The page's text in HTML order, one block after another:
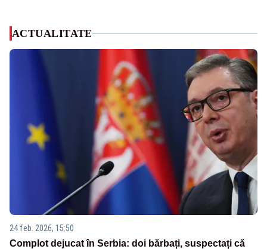
ACTUALITATE
24 feb. 2026, 15:50
Complot dejucat în Serbia: doi bărbați, suspectați că